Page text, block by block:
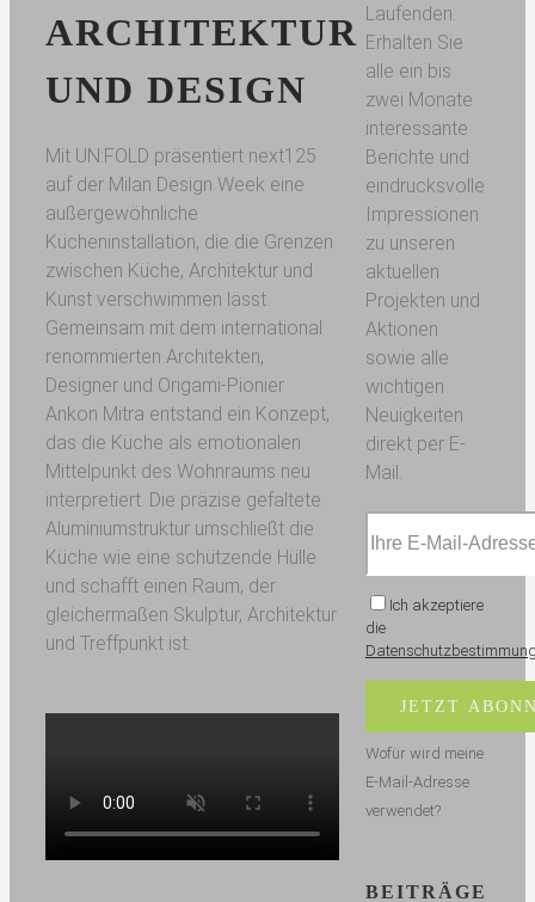
ARCHITEKTUR
UND DESIGN
Mit UN:FOLD präsentiert next125
auf der Milan Design Week eine
außergewöhnliche
Kücheninstallation, die die Grenzen
zwischen Küche, Architektur und
Kunst verschwimmen lässt.
Gemeinsam mit dem international
renommierten Architekten,
Designer und Origami-Pionier
Ankon Mitra entstand ein Konzept,
das die Küche als emotionalen
Mittelpunkt des Wohnraums neu
interpretiert. Die präzise gefaltete
Aluminiumstruktur umschließt die
Küche wie eine schützende Hülle
und schafft einen Raum, der
gleichermaßen Skulptur, Architektur
und Treffpunkt ist.
Laufenden.
Erhalten Sie
alle ein bis
zwei Monate
interessante
Berichte und
eindrucksvolle
Impressionen
zu unseren
aktuellen
Projekten und
Aktionen
sowie alle
wichtigen
Neuigkeiten
direkt per E-
Mail.
Ich akzeptiere
die
Wofür wird meine
E-Mail-Adresse
verwendet?
BEITRÄGE